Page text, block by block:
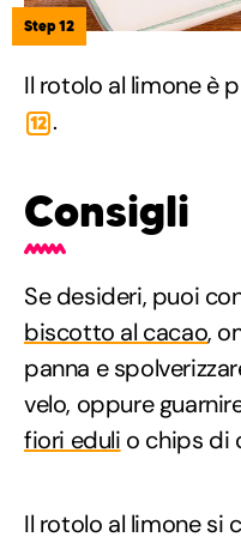
Step 12
Il rotolo al limone è
12 .
Consigli
Se desideri, puoi
biscotto al cacao,
panna e
velo, oppure
fiori eduli o chips di
Il rotolo al limone si